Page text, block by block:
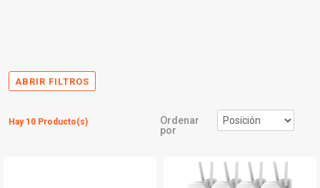
ABRIR FILTROS
Hay 10 Producto(s)
Ordenar
por